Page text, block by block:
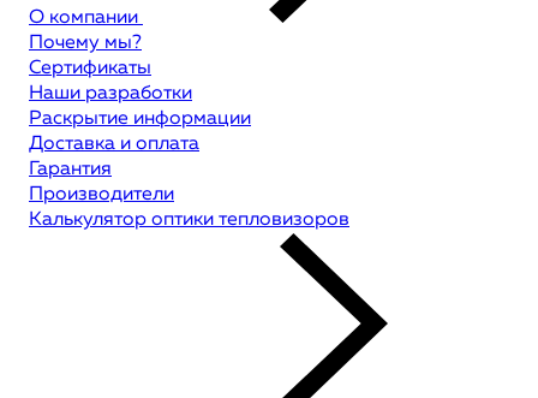
О компании
Почему мы?
Сертификаты
Наши разработки
Раскрытие информации
Доставка и оплата
Гарантия
Производители
Калькулятор оптики тепловизоров